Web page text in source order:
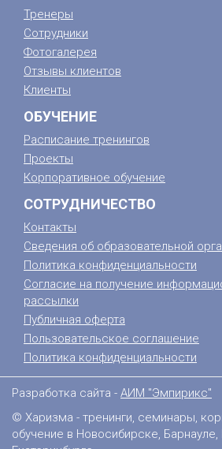
Тренеры
Сотрудники
Фотогалерея
Отзывы клиентов
Клиенты
ОБУЧЕНИЕ
Расписание тренингов
Проекты
Корпоративное обучение
СОТРУДНИЧЕСТВО
Контакты
Сведения об образовательной
Политика конфиденциальности
Согласие на получение
рассылки
Публичная оферта
Пользовательское соглашение
Политика конфиденциальности
Разработка сайта - АИМ "Эмпирикс"
© Харизма - тренинги, семинары,
обучение в Новосибирске,